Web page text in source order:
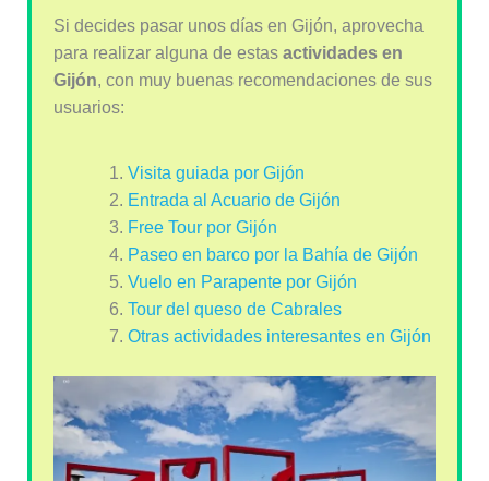
Si decides pasar unos días en Gijón, aprovecha
para realizar alguna de estas actividades en
Gijón, con muy buenas recomendaciones de sus
usuarios:
Visita guiada por Gijón
Entrada al Acuario de Gijón
Free Tour por Gijón
Paseo en barco por la Bahía de Gijón
Vuelo en Parapente por Gijón
Tour del queso de Cabrales
Otras actividades interesantes en Gijón